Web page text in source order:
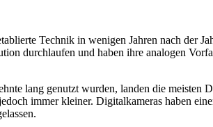
Technik in wenigen Jahren nach der
durchlaufen und haben ihre analogen
lang genutzt wurden, landen die
immer kleiner. Digitalkameras haben